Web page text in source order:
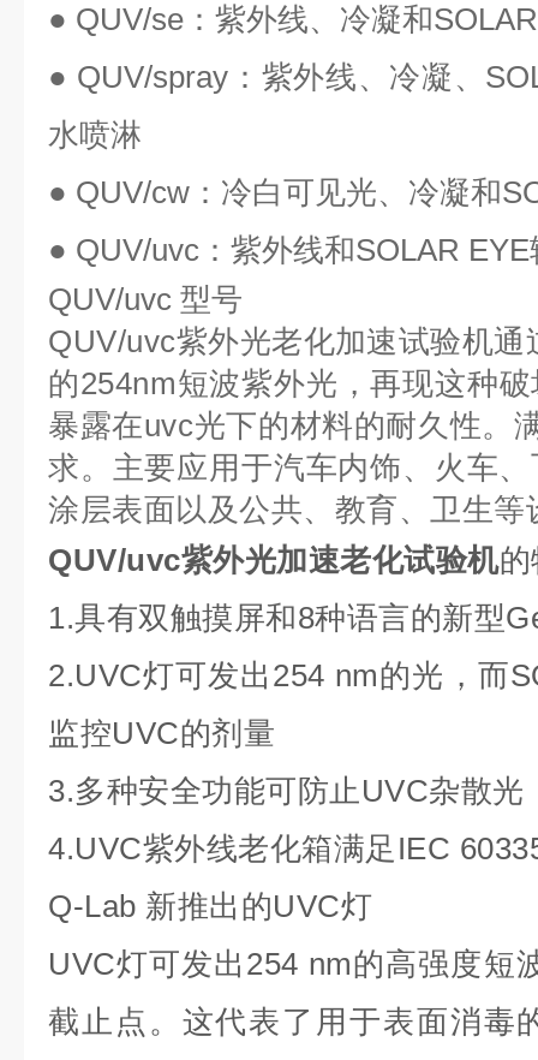
● QUV/se：紫外线、冷凝和
● QUV/spray：紫外线、冷凝、
水喷淋
● QUV/cw：冷白可见光、冷凝和
● QUV/uvc：紫外线和SOLAR
QUV/uvc 型号
QUV/uvc紫外光老化加速试验机通
的254nm短波紫外光，再现这种
暴露在uvc光下的材料的耐久性。
求。主要应用于汽车内饰、火车
涂层表面以及公共、教育、卫生等
QUV/uvc紫外光加速老化试验机的
1.具有双触摸屏和8种语言的新型
2.UVC灯可发出254 nm的光，而
监控UVC的剂量
3.多种安全功能可防止UVC杂散光
4.UVC紫外线老化箱满足IEC
Q-Lab 新推出的UVC灯
UVC灯可发出254 nm的高强度短
截止点。这代表了用于表面消毒